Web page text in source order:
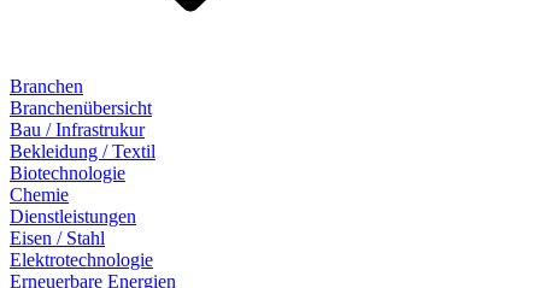
Branchen
Branchenübersicht
Bau / Infrastrukur
Bekleidung / Textil
Biotechnologie
Chemie
Dienstleistungen
Eisen / Stahl
Elektrotechnologie
Erneuerbare Energien